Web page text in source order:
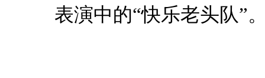
表演中的“快乐老头队”